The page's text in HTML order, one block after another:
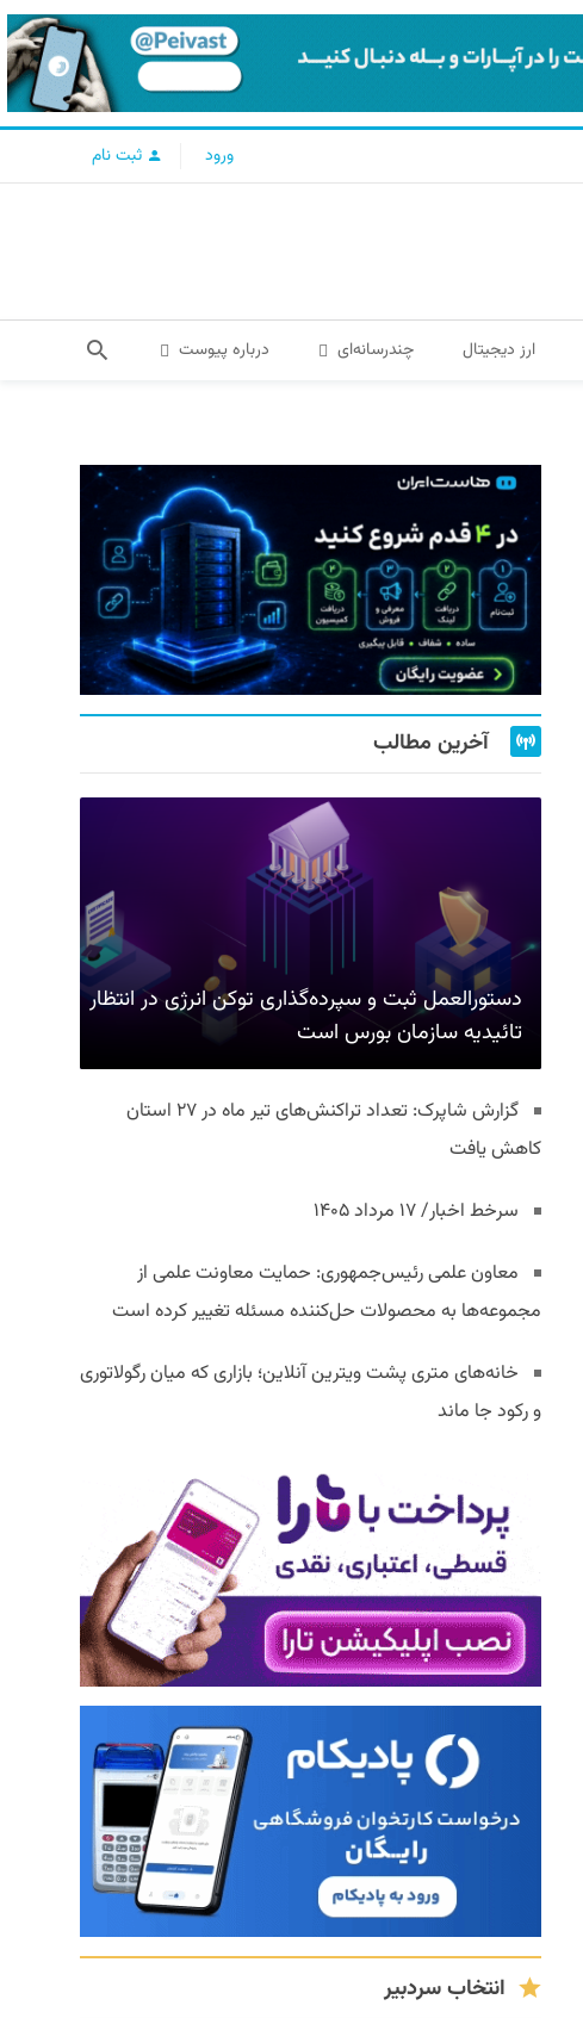
ورود ثبت نام
ارز دیجیتال چندرسانه‌ای درباره پیوست
آخرین مطالب
دستورالعمل ثبت و سپرده‌گذاری توکن انرژی در انتظار
تائیدیه سازمان بورس است
گزارش شاپرک: تعداد تراکنش‌های تیر ماه در ۲۷ استان‌
کاهش یافت
سرخط اخبار/ ۱۷ مرداد ۱۴۰۵
معاون علمی رئیس‌جمهوری: حمایت معاونت علمی از
مجموعه‌ها به محصولات حل‌کننده مسئله تغییر کرده است
خانه‌های متری پشت ویترین آنلاین؛ بازاری که میان رگولاتوری
و رکود جا ماند
انتخاب سردبیر